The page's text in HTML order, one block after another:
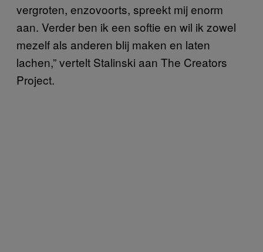
vergroten, enzovoorts, spreekt mij enorm
aan. Verder ben ik een softie en wil ik zowel
mezelf als anderen blij maken en laten
lachen,” vertelt Stalinski aan The Creators
Project.